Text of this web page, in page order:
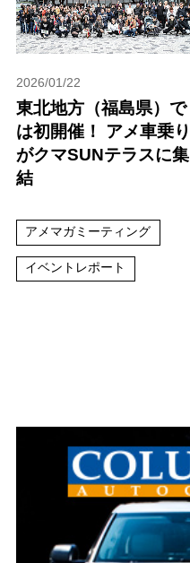
2026/01/22
東北地方（福島県）で
は初開催！ アメ車乗り
がクマSUNテラスに集
結
アメマガミーティング
イベントレポート